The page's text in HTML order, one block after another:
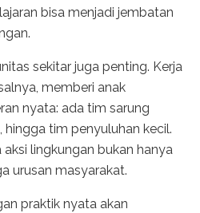
bisa menjadi jembatan
sekitar juga penting. Kerja
memberi anak
nyata: ada tim sarung
tim penyuluhan kecil.
lingkungan bukan hanya
urusan masyarakat.
praktik nyata akan